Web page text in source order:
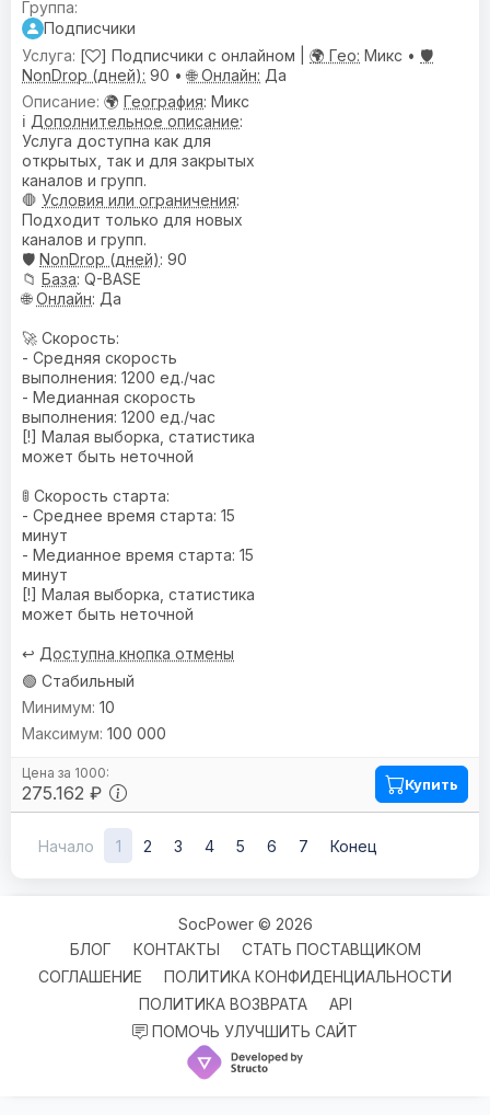
Подписчики
[
] Подписчики с онлайном | 🌍 Гео: Микс • 🛡️
NonDrop (дней): 90 •🌐 Онлайн: Да
🌍 География: Микс
ℹ️ Дополнительное описание:
Услуга доступна как для
открытых, так и для закрытых
каналов и групп.
🛑 Условия или ограничения:
Подходит только для новых
каналов и групп.
🛡️ NonDrop (дней): 90
📁 База: Q-BASE
🌐Онлайн: Да
🚀 Скорость:
- Средняя скорость
выполнения: 1200 ед./час
- Медианная скорость
выполнения: 1200 ед./час
[!] Малая выборка, статистика
может быть неточной
🚦 Скорость старта:
- Среднее время старта: 15
минут
- Медианное время старта: 15
минут
[!] Малая выборка, статистика
может быть неточной
↩️ Доступна кнопка отмены
🟢 Стабильный
275.162 ₽
10
100 000
Купить
Начало 1 2 3 4 5 6 7 Конец
SocPower © 2026
БЛОГ
КОНТАКТЫ
СТАТЬ ПОСТАВЩИКОМ
СОГЛАШЕНИЕ
ПОЛИТИКА КОНФИДЕНЦИАЛЬНОСТИ
ПОЛИТИКА ВОЗВРАТА
API
ПОМОЧЬ УЛУЧШИТЬ САЙТ